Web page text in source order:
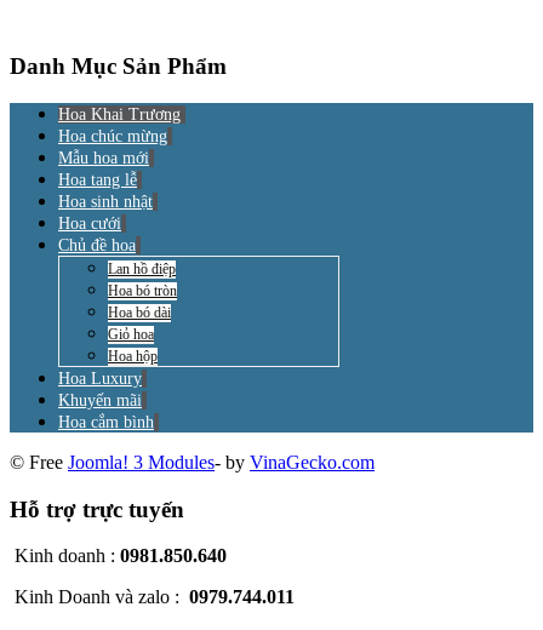
Danh Mục Sản Phẩm
Hoa Khai Trương
Hoa chúc mừng
Mẫu hoa mới
Hoa tang lễ
Hoa sinh nhật
Hoa cưới
Chủ đề hoa
Lan hồ điệp
Hoa bó tròn
Hoa bó dài
Giỏ hoa
Hoa hộp
Hoa Luxury
Khuyến mãi
Hoa cắm bình
© Free Joomla! 3 Modules- by VinaGecko.com
Hỗ trợ trực tuyến
Kinh doanh : 0981.850.640
Kinh Doanh và zalo : 0979.744.011